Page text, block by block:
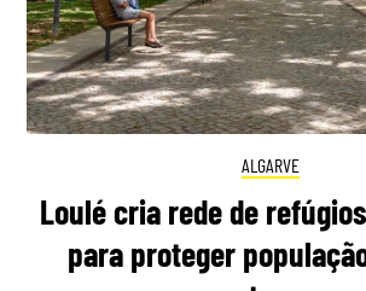
ALGARVE
Loulé cria rede de
para proteger